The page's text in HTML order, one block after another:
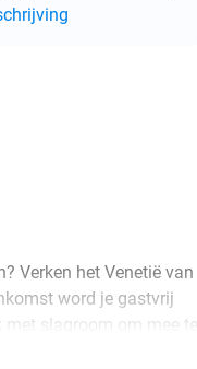
Verken het Venetië van
word je gastvrij
slagroom om mee te